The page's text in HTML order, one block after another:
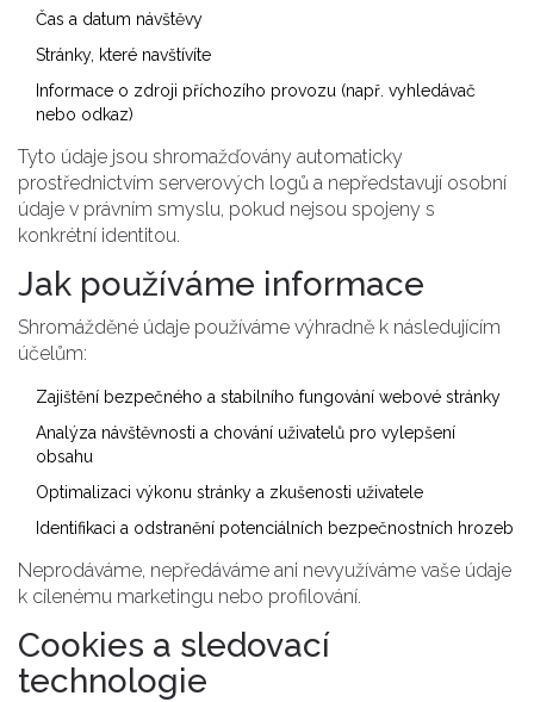
Čas a datum návštěvy
Stránky, které navštívíte
Informace o zdroji příchozího provozu (např. vyhledávač
nebo odkaz)
Tyto údaje jsou shromažďovány automaticky
prostřednictvím serverových logů a nepředstavují osobní
údaje v právním smyslu, pokud nejsou spojeny s
konkrétní identitou.
Jak používáme informace
Shromážděné údaje používáme výhradně k následujícím
účelům:
Zajištění bezpečného a stabilního fungování webové stránky
Analýza návštěvnosti a chování uživatelů pro vylepšení
obsahu
Optimalizaci výkonu stránky a zkušenosti uživatele
Identifikaci a odstranění potenciálních bezpečnostních hrozeb
Neprodáváme, nepředáváme ani nevyužíváme vaše údaje
k cílenému marketingu nebo profilování.
Cookies a sledovací
technologie